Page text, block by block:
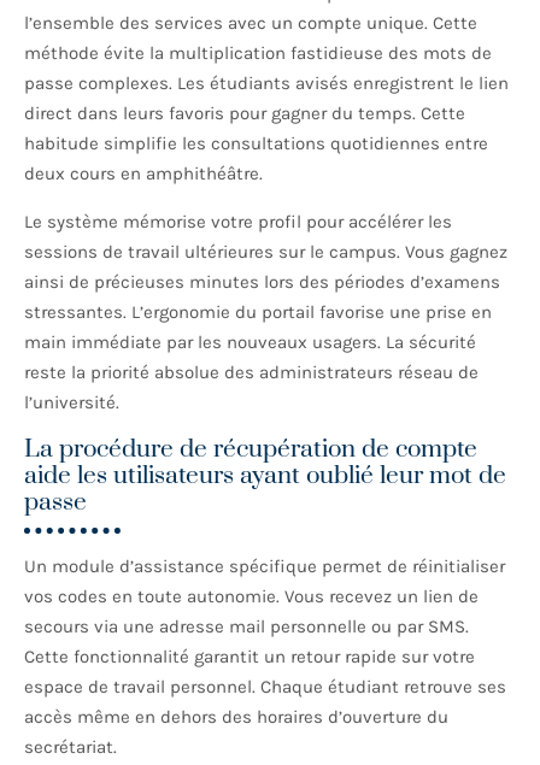
l’ensemble des services avec un compte unique. Cette
méthode évite la multiplication fastidieuse des mots de
passe complexes. Les étudiants avisés enregistrent le lien
direct dans leurs favoris pour gagner du temps. Cette
habitude simplifie les consultations quotidiennes entre
deux cours en amphithéâtre.
Le système mémorise votre profil pour accélérer les
sessions de travail ultérieures sur le campus. Vous gagnez
ainsi de précieuses minutes lors des périodes d’examens
stressantes. L’ergonomie du portail favorise une prise en
main immédiate par les nouveaux usagers. La sécurité
reste la priorité absolue des administrateurs réseau de
l’université.
La procédure de récupération de compte
aide les utilisateurs ayant oublié leur mot de
passe
Un module d’assistance spécifique permet de réinitialiser
vos codes en toute autonomie. Vous recevez un lien de
secours via une adresse mail personnelle ou par SMS.
Cette fonctionnalité garantit un retour rapide sur votre
espace de travail personnel. Chaque étudiant retrouve ses
accès même en dehors des horaires d’ouverture du
secrétariat.